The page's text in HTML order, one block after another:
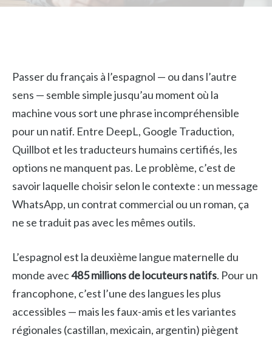
Passer du français à l’espagnol — ou dans l’autre
sens — semble simple jusqu’au moment où la
machine vous sort une phrase incompréhensible
pour un natif. Entre DeepL, Google Traduction,
Quillbot et les traducteurs humains certifiés, les
options ne manquent pas. Le problème, c’est de
savoir laquelle choisir selon le contexte : un message
WhatsApp, un contrat commercial ou un roman, ça
ne se traduit pas avec les mêmes outils.
L’espagnol est la deuxième langue maternelle du
monde avec485 millions de locuteurs natifs. Pour un
francophone, c’est l’une des langues les plus
accessibles — mais les faux-amis et les variantes
régionales (castillan, mexicain, argentin) piègent